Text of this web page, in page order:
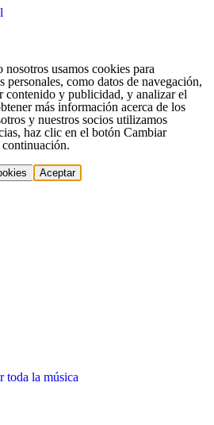
nosotros usamos cookies para
personales, como datos de navegación,
contenido y publicidad, y analizar el
más información acerca de los
y nuestros socios utilizamos
haz clic en el botón Cambiar
Aceptar
toda la música